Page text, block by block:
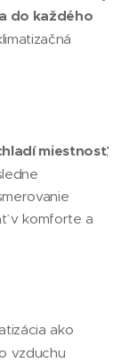
do každého
miestnosť,
v komforte a
ako
vzduchu